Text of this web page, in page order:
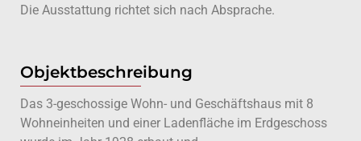
Die Ausstattung richtet sich nach Absprache.
Objektbeschreibung
Das 3-geschossige Wohn- und Geschäftshaus mit 8
Wohneinheiten und einer Ladenfläche im Erdgeschoss